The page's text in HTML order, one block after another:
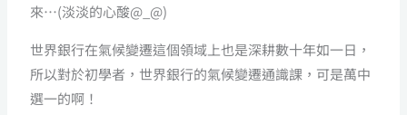
來…(淡淡的心酸@_@)
世界銀行在氣候變遷這個領域上也是深耕數十年如一日，
所以對於初學者，世界銀行的氣候變遷通識課，可是萬中
選一的啊！